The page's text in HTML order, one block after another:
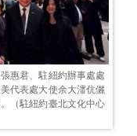
惠君、駐紐約辦事處處
代表處大使余大㵢伉儷
（駐紐約臺北文化中心